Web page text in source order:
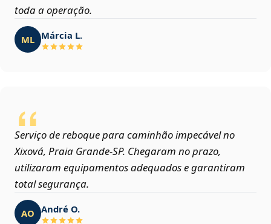
toda a operação.
ML Márcia L.
Serviço de reboque para caminhão impecável no
Xixová, Praia Grande‑SP. Chegaram no prazo,
utilizaram equipamentos adequados e garantiram
total segurança.
AO André O.